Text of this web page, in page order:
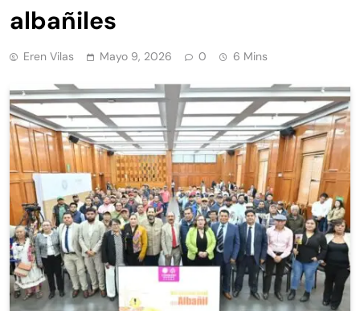
albañiles
Eren Vilas Mayo 9, 2026 0 6 Mins